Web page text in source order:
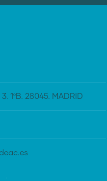
1ºB. 28045. MADRID